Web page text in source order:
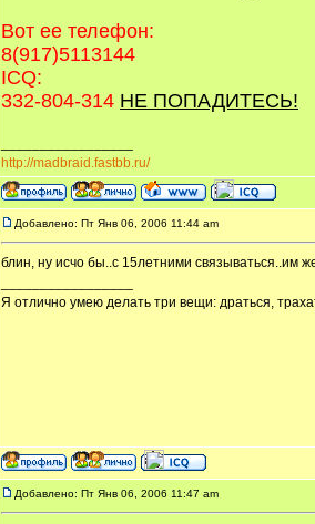
Вот ее телефон:
8(917)5113144
ICQ:
332-804-314 НЕ ПОПАДИТЕСЬ!
http://madbraid.fastbb.ru/
Добавлено: Пт Янв 06, 2006 11:44 am
блин, ну исчо бы..с 15летними связываться..им
Я отлично умею делать три вещи: драться,
Добавлено: Пт Янв 06, 2006 11:47 am